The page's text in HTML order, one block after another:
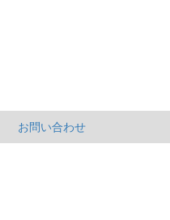
お問い合わせ